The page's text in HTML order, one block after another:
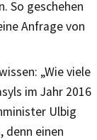
So geschehen
Anfrage von
„Wie viele
im Jahr 2016
Ulbig
einen